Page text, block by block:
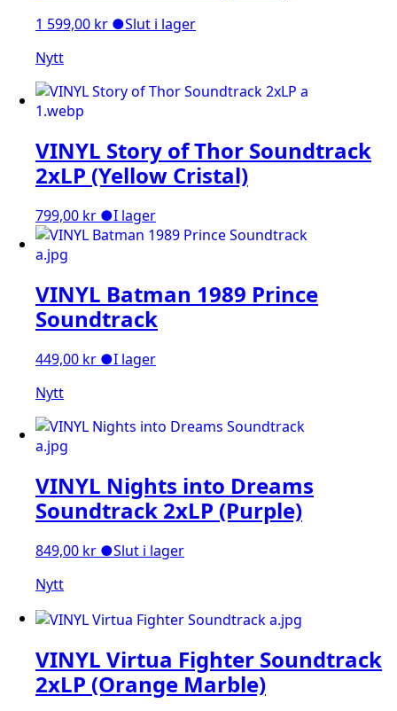
1 599,00 kr ●Slut i lager
Nytt
VINYL Story of Thor Soundtrack
2xLP (Yellow Cristal)
799,00 kr ●I lager
VINYL Batman 1989 Prince
Soundtrack
449,00 kr ●I lager
Nytt
VINYL Nights into Dreams
Soundtrack 2xLP (Purple)
849,00 kr ●Slut i lager
Nytt
VINYL Virtua Fighter Soundtrack
2xLP (Orange Marble)